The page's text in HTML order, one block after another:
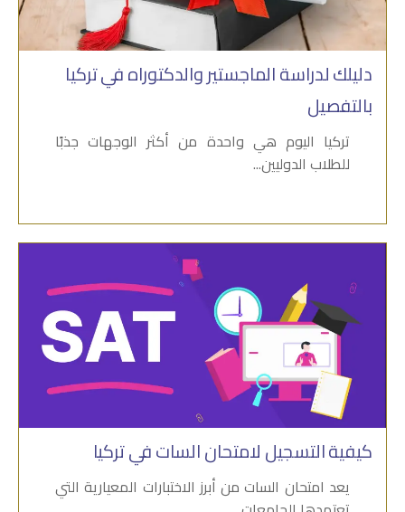
دليلك لدراسة الماجستير والدكتوراه في تركيا
بالتفصيل
تركيا اليوم هي واحدة من أكثر الوجهات جذبًا
للطلاب الدوليين...
كيفية التسجيل لامتحان السات في تركيا
يعد امتحان السات من أبرز الاختبارات المعيارية التي